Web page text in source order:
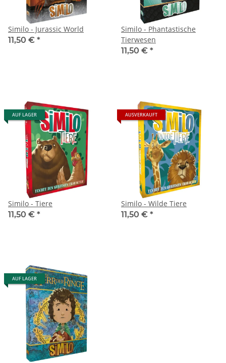
Similo - Jurassic World
11,50 € *
Similo - Phantastische
Tierwesen
11,50 € *
AUF LAGER
Similo - Tiere
11,50 € *
AUSVERKAUFT
Similo - Wilde Tiere
11,50 € *
AUF LAGER